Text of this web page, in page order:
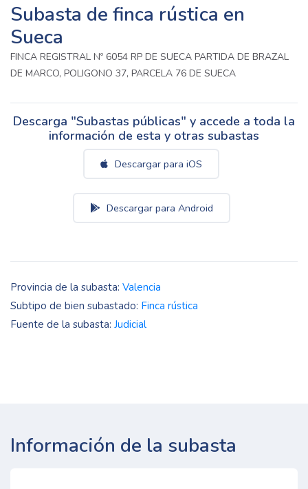
Subasta de finca rústica en
Sueca
FINCA REGISTRAL Nº 6054 RP DE SUECA PARTIDA DE BRAZAL
DE MARCO, POLIGONO 37, PARCELA 76 DE SUECA
Descarga "Subastas públicas" y accede a toda la
información de esta y otras subastas
Descargar para iOS
Descargar para Android
Provincia de la subasta: Valencia
Subtipo de bien subastado: Finca rústica
Fuente de la subasta: Judicial
Información de la subasta